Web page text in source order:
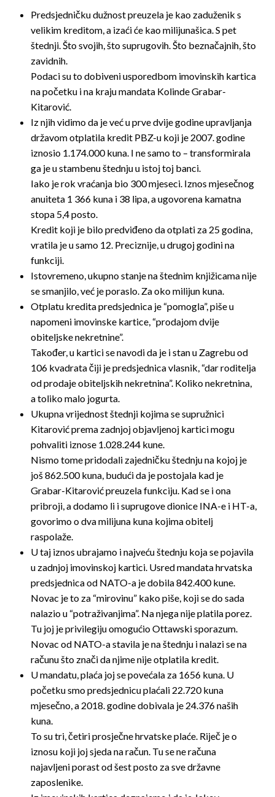
Predsjedničku dužnost preuzela je kao zaduženik s
velikim kreditom, a izaći će kao milijunašica. S pet
štednji. Što svojih, što suprugovih. Što beznačajnih, što
zavidnih.
Podaci su to dobiveni usporedbom imovinskih kartica
na početku i na kraju mandata Kolinde Grabar-
Kitarović.
Iz njih vidimo da je već u prve dvije godine upravljanja
državom otplatila kredit PBZ-u koji je 2007. godine
iznosio 1.174.000 kuna. I ne samo to – transformirala
ga je u stambenu štednju u istoj toj banci.
Iako je rok vraćanja bio 300 mjeseci. Iznos mjesečnog
anuiteta 1 366 kuna i 38 lipa, a ugovorena kamatna
stopa 5,4 posto.
Kredit koji je bilo predviđeno da otplati za 25 godina,
vratila je u samo 12. Preciznije, u drugoj godini na
funkciji.
Istovremeno, ukupno stanje na štednim knjižicama nije
se smanjilo, već je poraslo. Za oko milijun kuna.
Otplatu kredita predsjednica je “pomogla”, piše u
napomeni imovinske kartice, “prodajom dvije
obiteljske nekretnine”.
Također, u kartici se navodi da je i stan u Zagrebu od
106 kvadrata čiji je predsjednica vlasnik, “dar roditelja
od prodaje obiteljskih nekretnina”. Koliko nekretnina,
a toliko malo jogurta.
Ukupna vrijednost štednji kojima se supružnici
Kitarović prema zadnjoj objavljenoj kartici mogu
pohvaliti iznose 1.028.244 kune.
Nismo tome pridodali zajedničku štednju na kojoj je
još 862.500 kuna, budući da je postojala kad je
Grabar-Kitarović preuzela funkciju. Kad se i ona
pribroji, a dodamo li i suprugove dionice INA-e i HT-a,
govorimo o dva milijuna kuna kojima obitelj
raspolaže.
U taj iznos ubrajamo i najveću štednju koja se pojavila
u zadnjoj imovinskoj kartici. Usred mandata hrvatska
predsjednica od NATO-a je dobila 842.400 kune.
Novac je to za “mirovinu” kako piše, koji se do sada
nalazio u “potraživanjima”. Na njega nije platila porez.
Tu joj je privilegiju omogućio Ottawski sporazum.
Novac od NATO-a stavila je na štednju i nalazi se na
računu što znači da njime nije otplatila kredit.
U mandatu, plaća joj se povećala za 1656 kuna. U
početku smo predsjednicu plaćali 22.720 kuna
mjesečno, a 2018. godine dobivala je 24.376 naših
kuna.
To su tri, četiri prosječne hrvatske plaće. Riječ je o
iznosu koji joj sjeda na račun. Tu se ne računa
najavljeni porast od šest posto za sve državne
zaposlenike.